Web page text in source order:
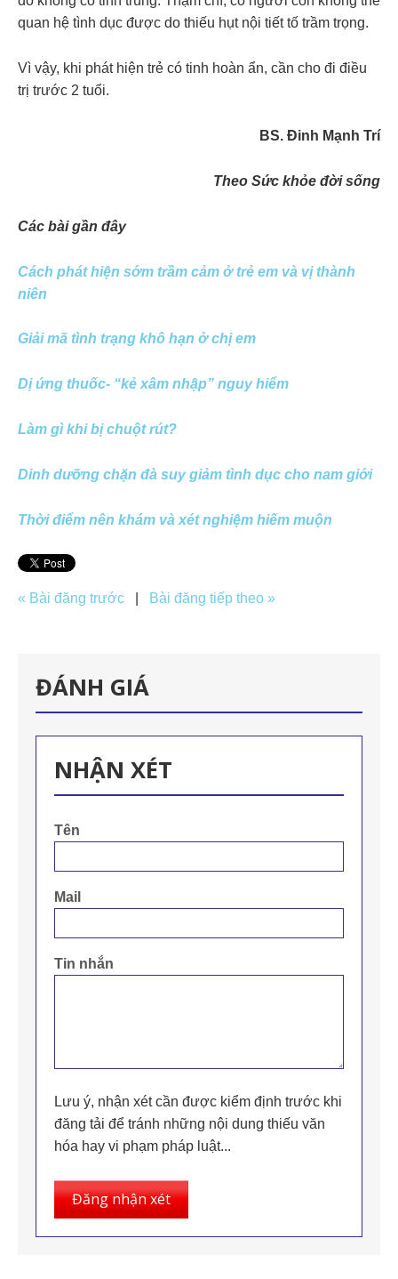
quan hệ tình dục được do thiếu hụt nội tiết tố trầm trọng.
Vì vậy, khi phát hiện trẻ có tinh hoàn ẩn, cần cho đi điều
trị trước 2 tuổi.
BS. Đinh Mạnh Trí
Theo Sức khỏe đời sống
Các bài gần đây
Cách phát hiện sớm trầm cảm ở trẻ em và vị thành
niên
Giải mã tình trạng khô hạn ở chị em
Dị ứng thuốc- “kẻ xâm nhập” nguy hiểm
Làm gì khi bị chuột rút?
Dinh dưỡng chặn đà suy giảm tình dục cho nam giới
Thời điểm nên khám và xét nghiệm hiếm muộn
« Bài đăng trước Bài đăng tiếp theo »
ĐÁNH GIÁ
NHẬN XÉT
Tên
Mail
Tin nhắn
Lưu ý, nhận xét cần được kiểm định trước khi
đăng tải để tránh những nội dung thiếu văn
hóa hay vi phạm pháp luật...
Đăng nhận xét